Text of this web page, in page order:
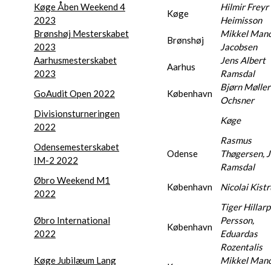
Køge Åben Weekend 4
2023
Køge
Hilmir Freyr
Heimisson
Brønshøj Mesterskabet
2023
Brønshøj
Mikkel
Jacobsen
Aarhusmesterskabet
2023
Aarhus
Jens Albert
Ramsdal
GoAudit Open 2022
København
Bjørn Møller
Ochsner
Divisionsturneringen
2022
Køge
Odensemesterskabet
IM-2 2022
Odense
Rasmus
Thøgersen,
Ramsdal
Øbro Weekend M1
2022
København Nicolai
Øbro International
2022
København
Tiger
Persson,
Eduardas
Rozentalis
Køge Jubilæum Lang
Mikkel